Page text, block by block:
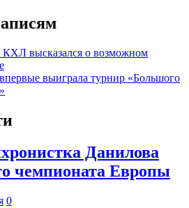
КХЛ высказался о возможном
выиграла турнир «Большого
Данилова
чемпионата Европы
0